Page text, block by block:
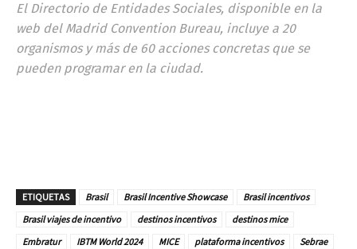
El Directorio de Entidades Sociales, disponible en la
web del Madrid Convention Bureau, incluye a 20
organismos y más de 60 acciones concretas que se
pueden programar en la ciudad.
ETIQUETAS Brasil Brasil Incentive Showcase
Brasil incentivos
Brasil viajes de incentivo
destinos incentivos
destinos mice
Embratur
IBTM World 2024 MICE plataforma incentivos
Sebrae